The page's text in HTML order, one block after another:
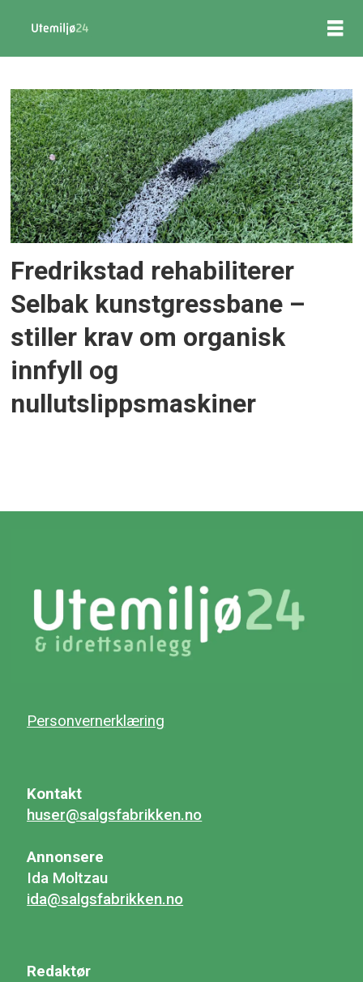
Tag:
fredrikstad
kommune
Fredrikstad rehabiliterer
Selbak kunstgressbane –
stiller krav om organisk
innfyll og
nullutslippsmaskiner
Personvernerklæring
Kontakt
huser@salgsfabrikken.no
Annonsere
Ida Moltzau
ida@salgsfabrikken.no
Redaktør